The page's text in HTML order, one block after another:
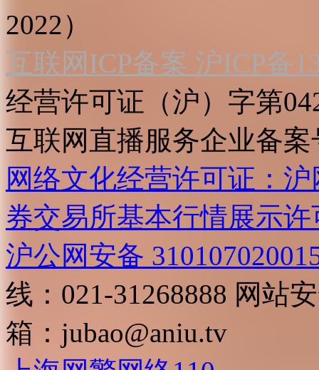
2022）
互联网ICP备案 沪ICP备
经营许可证（沪）字第
互联网直播服务企业备案
网络文化经营许可证：
券交易所基本行情展示许
沪公网安备
线：021-31268888 网站
箱： jubao@aniu.tv